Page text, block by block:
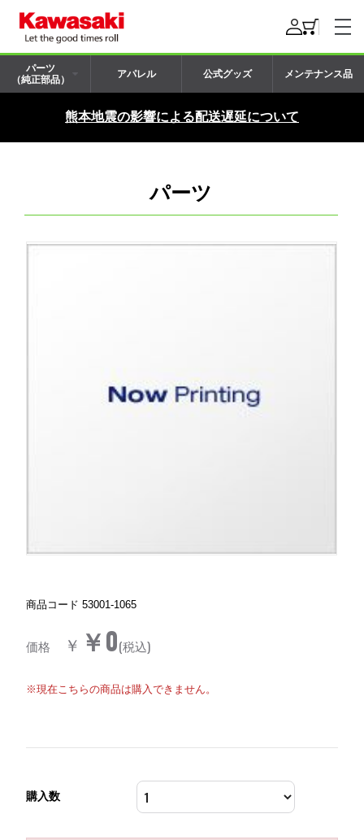
パーツ
（純正部品）
アパレル 公式グッズ メンテナンス品
熊本地震の影響による配送遅延について
パーツ
商品コード 53001-1065
価格 ￥ ￥0(税込)
※現在こちらの商品は購入できません。
購入数